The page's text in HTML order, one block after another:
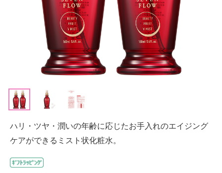
ハリ・ツヤ・潤いの年齢に応じたお手入れのエイジング
ケアができるミスト状化粧水。